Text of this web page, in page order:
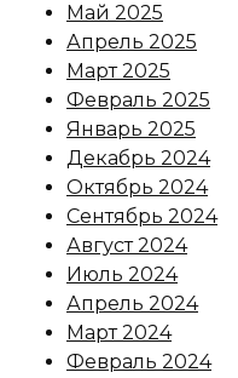
Май 2025
Апрель 2025
Март 2025
Февраль 2025
Январь 2025
Декабрь 2024
Октябрь 2024
Сентябрь 2024
Август 2024
Июль 2024
Апрель 2024
Март 2024
Февраль 2024